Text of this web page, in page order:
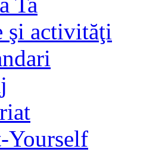
şi activităţi
Yourself